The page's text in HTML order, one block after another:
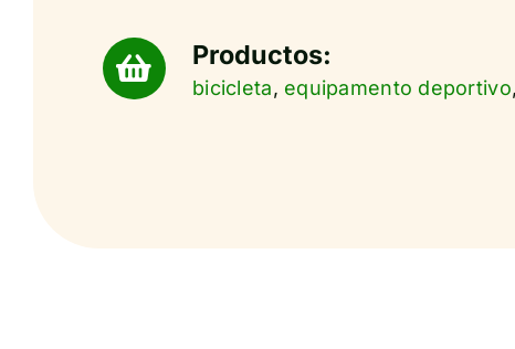
Productos:
bicicleta, equipamento deportivo,